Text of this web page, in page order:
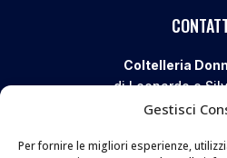
Gestisci
Per fornire le migliori esperienze,
Coltelleria
di Leonardo e
Via Giovanni Lanza, 70
Telefono e